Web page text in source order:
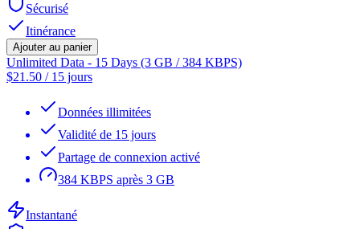
Sécurisé
Itinérance
Ajouter au panier
Unlimited Data - 15 Days (3 GB / 384 KBPS)
$21.50 / 15 jours
Données illimitées
Validité de 15 jours
Partage de connexion activé
384 KBPS après 3 GB
Instantané